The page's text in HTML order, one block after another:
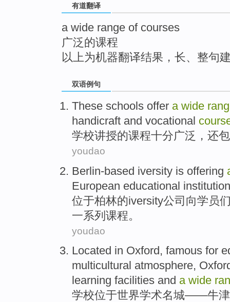
有道翻译
a wide range of courses
广泛的课程
以上为机器翻译结果，长、整句
双语例句
These schools offer a wide
handicraft and vocational
学校讲授的课程十分广泛， 还
youdao
Berlin-based iversity is offering
European educational
位于柏林的iversity公司向学员
一系列 课程。
youdao
Located in Oxford , famous for
multicultural atmosphere,
learning facilities and a wide
学校位于世界学术名城——牛津